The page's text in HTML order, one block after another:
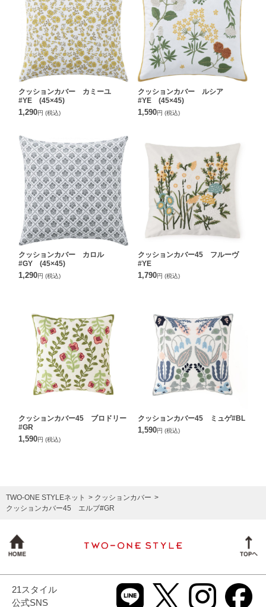
クッションカバー カミーユ
#YE (45×45)
1,290円 (税込)
クッションカバー ルシア
#YE (45×45)
1,590円 (税込)
クッションカバー カロル
#GY (45×45)
1,290円 (税込)
クッションカバー45 フルーヴ
#YE
1,790円 (税込)
クッションカバー45 ブロドリー
#GR
1,590円 (税込)
クッションカバー45 ミュゲ#BL
1,590円 (税込)
TWO-ONE STYLEネット
クッションカバー
クッションカバー45 エルブ#GR
21スタイル
公式SNS